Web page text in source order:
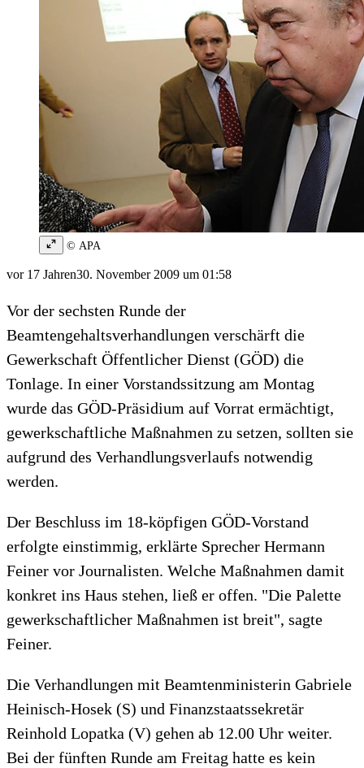
© APA
vor 17 Jahren30. November 2009 um 01:58
Vor der sechsten Runde der
Beamtengehaltsverhandlungen verschärft die
Gewerkschaft Öffentlicher Dienst (GÖD) die
Tonlage. In einer Vorstandssitzung am Montag
wurde das GÖD-Präsidium auf Vorrat ermächtigt,
gewerkschaftliche Maßnahmen zu setzen, sollten sie
aufgrund des Verhandlungsverlaufs notwendig
werden.
Der Beschluss im 18-köpfigen GÖD-Vorstand
erfolgte einstimmig, erklärte Sprecher Hermann
Feiner vor Journalisten. Welche Maßnahmen damit
konkret ins Haus stehen, ließ er offen. "Die Palette
gewerkschaftlicher Maßnahmen ist breit", sagte
Feiner.
Die Verhandlungen mit Beamtenministerin Gabriele
Heinisch-Hosek (S) und Finanzstaatssekretär
Reinhold Lopatka (V) gehen ab 12.00 Uhr weiter.
Bei der fünften Runde am Freitag hatte es kein